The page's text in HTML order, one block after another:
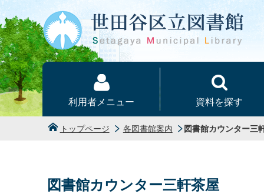
本文へ
利用者メニュー 資料を探す
トップページ 各図書館案内 図書館カウンター三
図書館カウンター三軒茶屋